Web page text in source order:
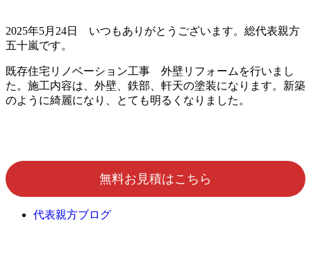
2025年5月24日 いつもありがとうございます。総代表親方
五十嵐です。
既存住宅リノベーション工事 外壁リフォームを行いまし
た。施工内容は、外壁、鉄部、軒天の塗装になります。新築
のように綺麗になり、とても明るくなりました。
無料お見積はこちら
代表親方ブログ